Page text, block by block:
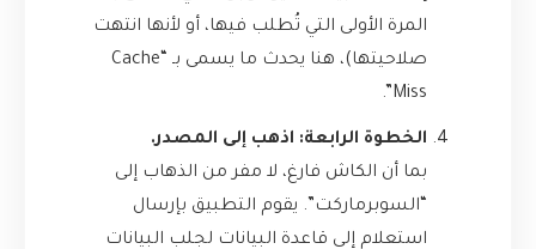
المرة الأولى التي تُطلب فيها، أو لأنها انتهت
صلاحيتها)، هنا يحدث ما يسمى بـ “Cache
Miss”.
الخطوة الرابعة: اذهب إلى المصدر.
بما أن الكاش فارغ، لا مفر من الذهاب إلى
“السوبرماركت”. يقوم التطبيق بإرسال
استعلام إلى قاعدة البيانات لجلب البيانات